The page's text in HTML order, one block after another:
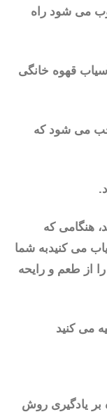
می شود راه
قهوه خانگی
می شود که
هنگامی که
می کنیدبه شما
از طعم و رایحه
می کنید
بر یادگیری روش